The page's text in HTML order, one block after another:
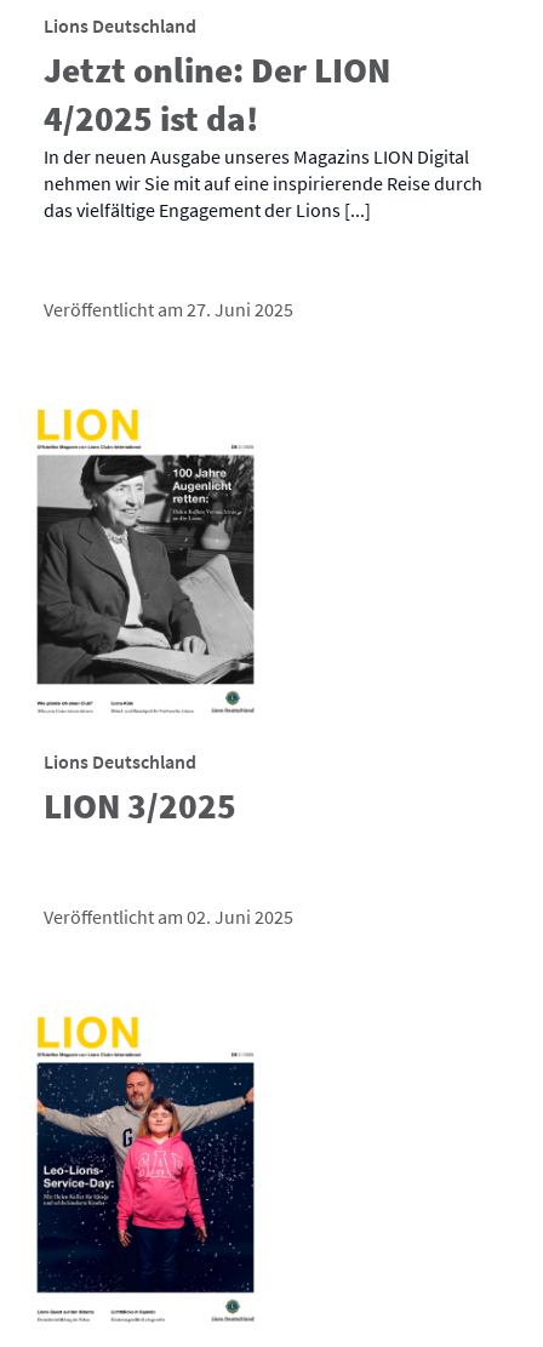
Lions Deutschland
Jetzt online: Der LION
4/2025 ist da!
In der neuen Ausgabe unseres Magazins LION Digital
nehmen wir Sie mit auf eine inspirierende Reise durch
das vielfältige Engagement der Lions [...]
Veröffentlicht am 27. Juni 2025
Lions Deutschland
LION 3/2025
Veröffentlicht am 02. Juni 2025